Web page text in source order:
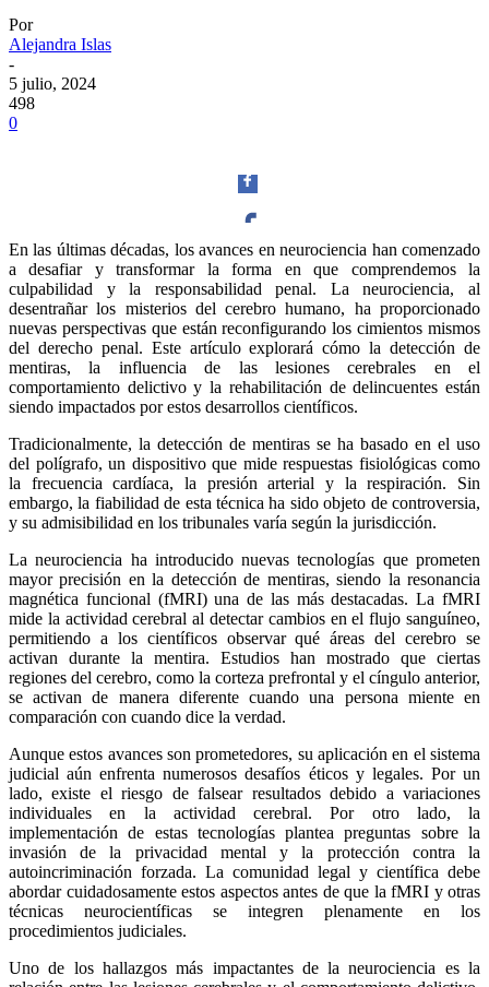
Por
Alejandra Islas
-
5 julio, 2024
498
0
Facebook
Twitter
Whatsapp
Linkedin
En las últimas décadas, los avances en neurociencia han comenzado
a desafiar y transformar la forma en que comprendemos la
culpabilidad y la responsabilidad penal. La neurociencia, al
desentrañar los misterios del cerebro humano, ha proporcionado
nuevas perspectivas que están reconfigurando los cimientos mismos
del derecho penal. Este artículo explorará cómo la detección de
mentiras, la influencia de las lesiones cerebrales en el
comportamiento delictivo y la rehabilitación de delincuentes están
siendo impactados por estos desarrollos científicos.
Tradicionalmente, la detección de mentiras se ha basado en el uso
del polígrafo, un dispositivo que mide respuestas fisiológicas como
la frecuencia cardíaca, la presión arterial y la respiración. Sin
embargo, la fiabilidad de esta técnica ha sido objeto de controversia,
y su admisibilidad en los tribunales varía según la jurisdicción.
La neurociencia ha introducido nuevas tecnologías que prometen
mayor precisión en la detección de mentiras, siendo la resonancia
magnética funcional (fMRI) una de las más destacadas. La fMRI
mide la actividad cerebral al detectar cambios en el flujo sanguíneo,
permitiendo a los científicos observar qué áreas del cerebro se
activan durante la mentira. Estudios han mostrado que ciertas
regiones del cerebro, como la corteza prefrontal y el cíngulo anterior,
se activan de manera diferente cuando una persona miente en
comparación con cuando dice la verdad.
Aunque estos avances son prometedores, su aplicación en el sistema
judicial aún enfrenta numerosos desafíos éticos y legales. Por un
lado, existe el riesgo de falsear resultados debido a variaciones
individuales en la actividad cerebral. Por otro lado, la
implementación de estas tecnologías plantea preguntas sobre la
invasión de la privacidad mental y la protección contra la
autoincriminación forzada. La comunidad legal y científica debe
abordar cuidadosamente estos aspectos antes de que la fMRI y otras
técnicas neurocientíficas se integren plenamente en los
procedimientos judiciales.
Uno de los hallazgos más impactantes de la neurociencia es la